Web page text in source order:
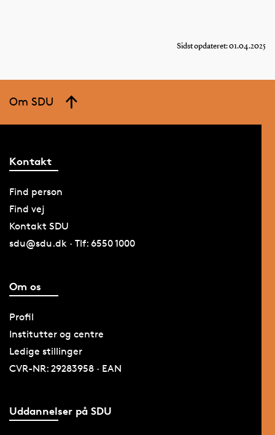
Sidst opdateret: 01.04.2025
Om SDU
Kontakt
Find person
Find vej
Kontakt SDU
sdu@sdu.dk · Tlf: 6550 1000
Om os
Profil
Institutter og centre
Ledige stillinger
CVR-NR: 29283958 · EAN
Uddannelser på SDU